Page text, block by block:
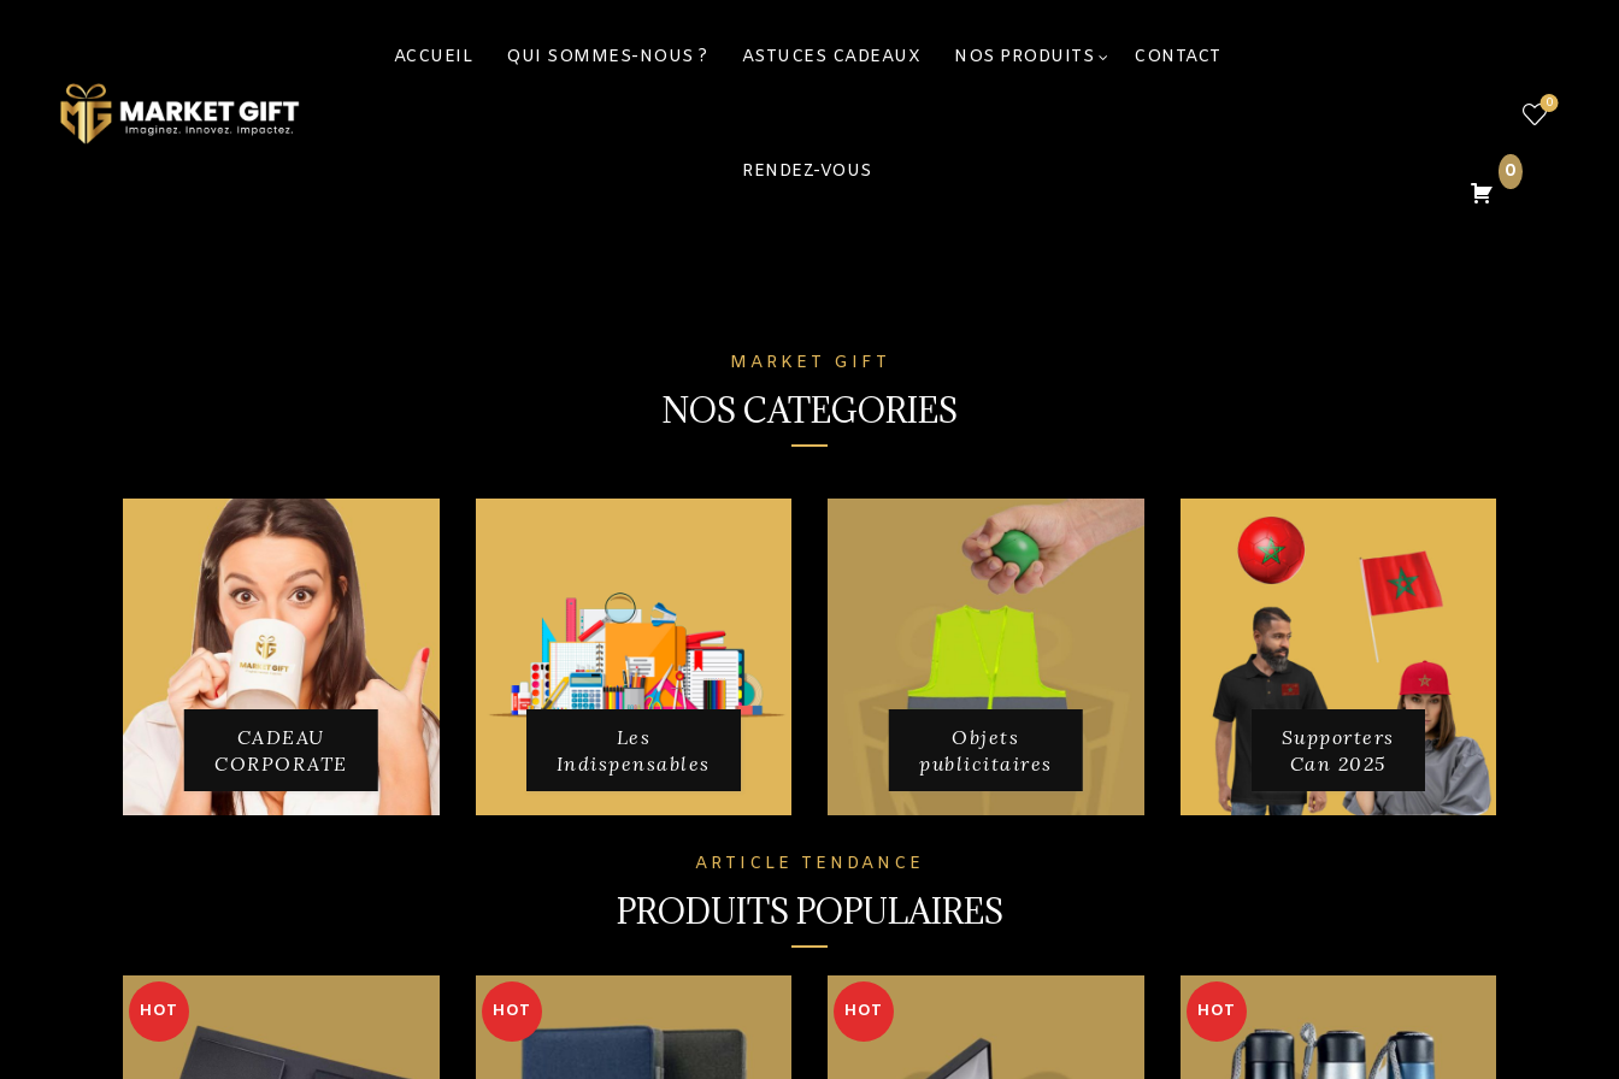
ACCUEIL QUI SOMMES-NOUS ? ASTUCES CADEAUX NOS PRODUITS CONTACT
RENDEZ-VOUS 0
0
MARKET GIFT
NOS CATEGORIES
CADEAU
CORPORATE
Les
Indispensables
Objets
publicitaires
Supporters
Can 2025
ARTICLE TENDANCE
PRODUITS POPULAIRES
HOT HOT HOT HOT